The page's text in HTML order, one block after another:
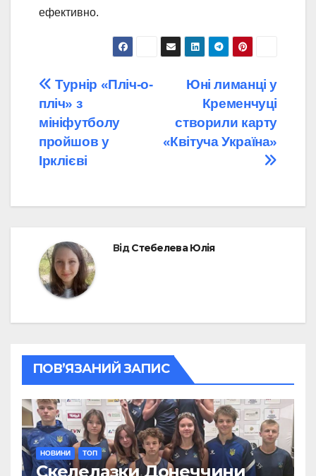
ефективно.
Навігація
записів
Юні лиманці у
Кременчуці
створили карту
«Квітуча Україна»
Турнір «Пліч-о-
пліч» з
мініфутболу
пройшов у
Ірклієві
ВідСтебелева Юлія
ПОВ’ЯЗАНИЙ ЗАПИС
НОВИНИ ТОП
Скелелазки Донеччини